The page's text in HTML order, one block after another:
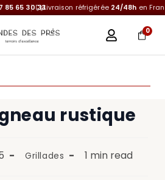
85 65 30 33Livraison réfrigérée 24/48h en
0
rustique
Grillades 1 min read